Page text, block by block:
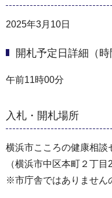
2025年3月10日
開札予定日詳細（時
午前11時00分
入札・開札場所
横浜市こころの健康相談
（横浜市中区本町２丁
※市庁舎ではありません